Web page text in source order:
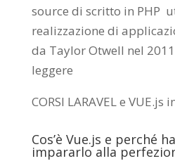
source di scritto in PHP
realizzazione di
da Taylor Otwell nel
leggere
CORSI LARAVEL e
Cos’è Vue.js e perché
impararlo alla